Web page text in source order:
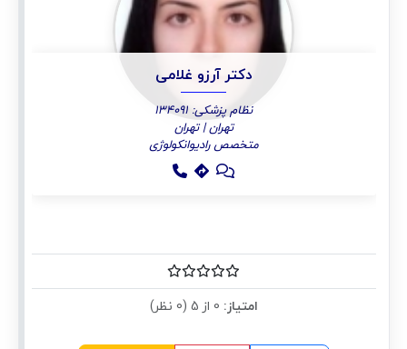
دکتر آرزو غلامی
نظام پزشکی: 134091
تهران | تهران
متخصص رادیوانکولوژی
امتیاز: